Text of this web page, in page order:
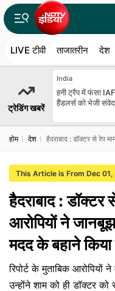
LIVE टीवी ताजातरीन देश
ट्रेडिंग खबरें
India
हनी ट्रैप में फंसा IAF
हैंडलर्स को भेजी
होम देश हैदराबाद : डॉक्टर से रेप
This Article is From Dec 01,
हैदराबाद : डॉक्टर
आरोपियों ने
मदद के बहाने
रिपोर्ट के मुताबिक आरोपियों
उन्होंने शाम को ही डॉक्टर